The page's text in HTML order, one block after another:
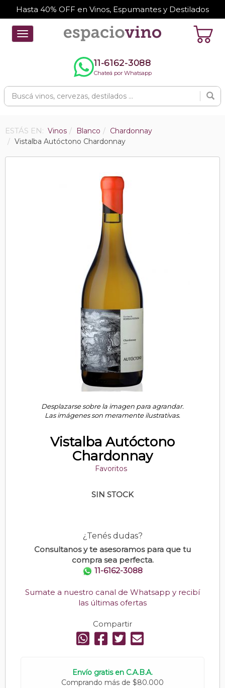
Hasta 40% OFF en Vinos, Espumantes y Destilados
Toggle
navigation
11-6162-3088
Chateá por Whatsapp
ESTÁS EN: Vinos Blanco
Chardonnay
Vistalba Autóctono Chardonnay
Desplazarse sobre la imagen para agrandar.
Las imágenes son meramente ilustrativas.
Vistalba Autóctono
Chardonnay
Favoritos
SIN STOCK
¿Tenés dudas?
Consultanos y te asesoramos para que tu
compra sea perfecta.
11-6162-3088
Sumate a nuestro canal de Whatsapp y recibí
las últimas ofertas
Compartir
Envío gratis en C.A.B.A.
Comprando más de $80.000